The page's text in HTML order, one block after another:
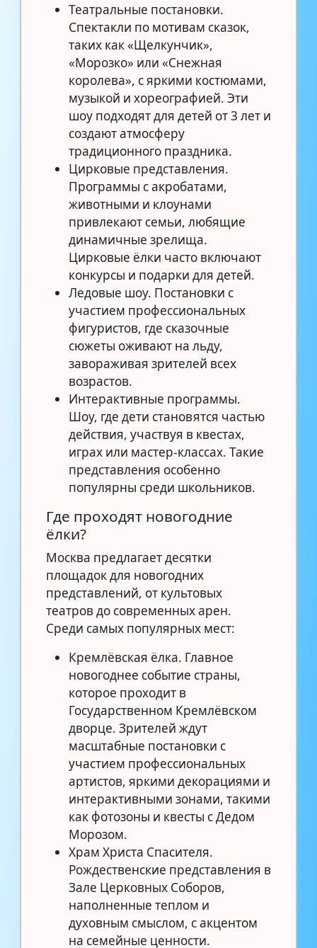
Театральные постановки.
Спектакли по мотивам сказок,
таких как «Щелкунчик»,
«Морозко» или «Снежная
королева», с яркими костюмами,
музыкой и хореографией. Эти
шоу подходят для детей от 3 лет и
создают атмосферу
традиционного праздника.
Цирковые представления.
Программы с акробатами,
животными и клоунами
привлекают семьи, любящие
динамичные зрелища.
Цирковые ёлки часто включают
конкурсы и подарки для детей.
Ледовые шоу. Постановки с
участием профессиональных
фигуристов, где сказочные
сюжеты оживают на льду,
завораживая зрителей всех
возрастов.
Интерактивные программы.
Шоу, где дети становятся частью
действия, участвуя в квестах,
играх или мастер-классах. Такие
представления особенно
популярны среди школьников.
Где проходят новогодние
ёлки?
Москва предлагает десятки
площадок для новогодних
представлений, от культовых
театров до современных арен.
Среди самых популярных мест:
Кремлёвская ёлка. Главное
новогоднее событие страны,
которое проходит в
Государственном Кремлёвском
дворце. Зрителей ждут
масштабные постановки с
участием профессиональных
артистов, яркими декорациями и
интерактивными зонами, такими
как фотозоны и квесты с Дедом
Морозом.
Храм Христа Спасителя.
Рождественские представления в
Зале Церковных Соборов,
наполненные теплом и
духовным смыслом, с акцентом
на семейные ценности.